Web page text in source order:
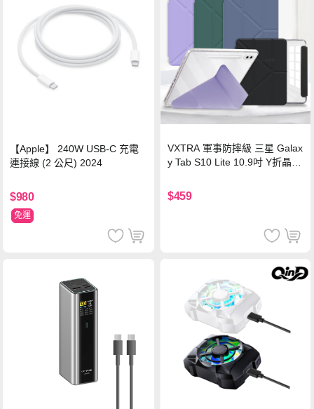
【Apple】 240W USB-C 充電
連接線 (2 公尺) 2024
$980
免運
VXTRA 軍事防摔級 三星 Galax
y Tab S10 Lite 10.9吋 Y折晶透
$459